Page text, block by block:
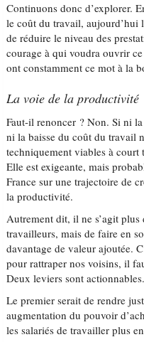
Continuons donc d’explorer.
le coût du travail, aujourd’hui
de réduire le niveau des
courage à qui voudra ouvrir
ont constamment ce mot à la
La voie de la productivité
Faut-il renoncer ? Non. Si ni
ni la baisse du coût du travail
techniquement viables à
Elle est exigeante, mais
France sur une trajectoire de
la productivité.
Autrement dit, il ne s’agit plus
travailleurs, mais de faire en
davantage de valeur ajoutée.
pour rattraper nos voisins, il
Deux leviers sont actionnables.
Le premier serait de rendre
augmentation du pouvoir
les salariés de travailler plus